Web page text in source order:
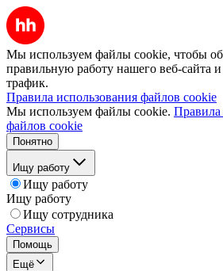
Мы используем файлы cookie, чтобы
правильную работу нашего веб-сайта и
трафик.
Правила использования файлов cookie
Мы используем файлы cookie. Правила
файлов cookie
Понятно
Ищу работу
Ищу работу
Ищу работу
Ищу сотрудника
Сервисы
Помощь
Ещё